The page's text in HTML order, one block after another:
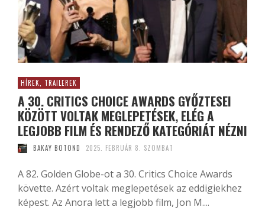
HÍREK, TRAILEREK
A 30. CRITICS CHOICE AWARDS GYŐZTESEI
KÖZÖTT VOLTAK MEGLEPETÉSEK, ELÉG A
LEGJOBB FILM ÉS RENDEZŐ KATEGÓRIÁT NÉZNI
BAKAY BOTOND 2025. FEBRUÁR 8. SZOMBAT
A 82. Golden Globe-ot a 30. Critics Choice Awards
követte. Azért voltak meglepetések az eddigiekhez
képest. Az Anora lett a legjobb film, Jon M....